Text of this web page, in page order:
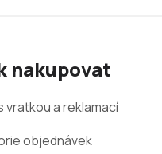
nakupovat
vratkou a reklamací
objednávek